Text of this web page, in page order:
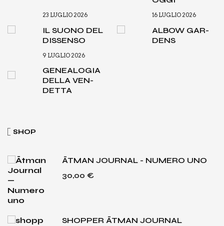
23 LUGLIO 2026
IL SUO­NO DEL
DIS­SEN­SO
16 LUGLIO 2026
ALBOW GAR­
DENS
9 LUGLIO 2026
GENEA­LO­GIA
DEL­LA VEN­
DET­TA
SHOP
ĀTMAN JOURNAL - NUMERO UNO
30,00 €
SHOPPER ĀTMAN JOURNAL